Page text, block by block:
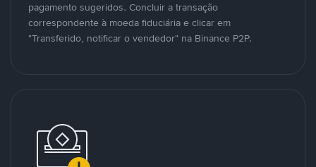
pagamento sugeridos. Concluir a transação
correspondente à moeda fiduciária e clicar em
"Transferido, notificar o vendedor" na Binance P2P.